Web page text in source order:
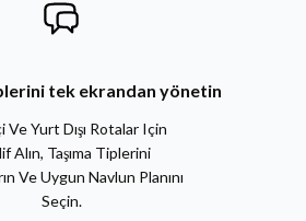
tek ekrandan yönetin
Ve Yurt Dışı Rotalar Için
Alın, Taşıma Tiplerini
Ve Uygun Navlun Planını
Seçin.